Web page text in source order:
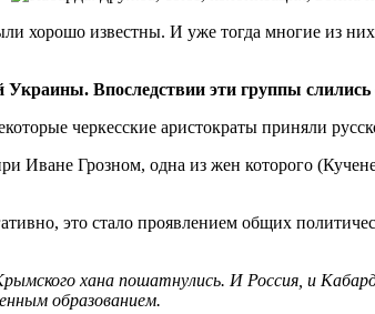
хорошо известны. И уже тогда многие из
Впоследствии эти группы
черкесские аристократы приняли
Иване Грозном, одна из жен которого
это стало проявлением общих
хана пошатнулись. И Россия, и
образованием.